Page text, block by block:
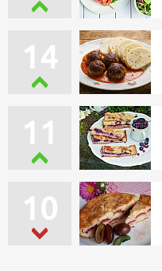
14
10
11